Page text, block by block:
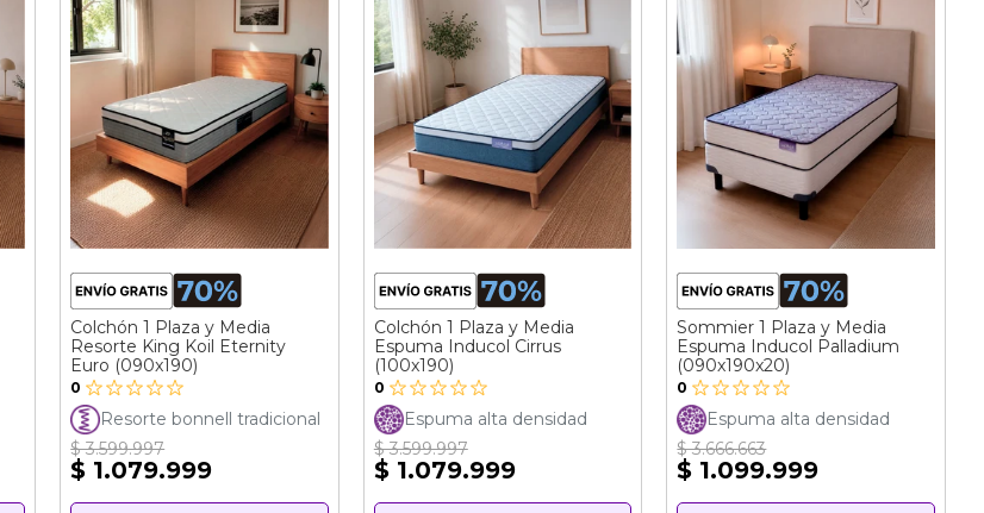
Colchón 1 Plaza y Media
Resorte King Koil Eternity
Euro (090x190)
0
Resorte bonnell tradicional
$ 3.599.997
$ 1.079.999
Colchón 1 Plaza y Media
Espuma Inducol Cirrus
(100x190)
0
Espuma alta densidad
$ 3.599.997
$ 1.079.999
Sommier 1 Plaza y Media
Espuma Inducol Palladium
(090x190x20)
0
Espuma alta densidad
$ 3.666.663
$ 1.099.999